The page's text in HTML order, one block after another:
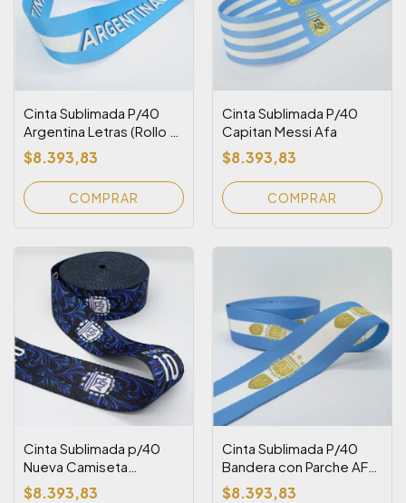
Cinta Sublimada P/40
Argentina Letras (Rollo x
10 metros)
$8.393,83
Cinta Sublimada P/40
Capitan Messi Afa
$8.393,83
Cinta Sublimada p/40
Nueva Camiseta
Suplente Messi Afa
$8.393,83
Cinta Sublimada P/40
Bandera con Parche AFA
Dorado
$8.393,83